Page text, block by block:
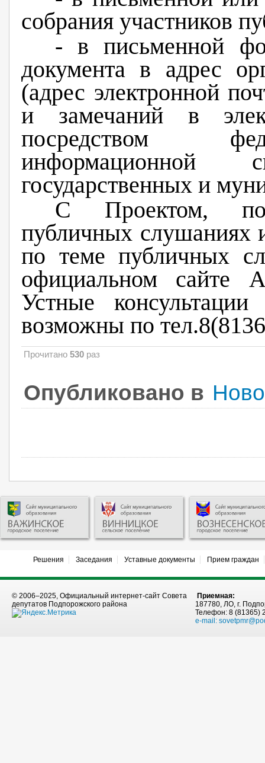
собрания участников
- в письменной
документа в адрес
(адрес электронной
и замечаний в
посредством
информационной
государственных и
С Проектом,
публичных слушаниях
по теме публичных
официальном сайте
Устные
возможны по
Прочитано 530 раз
Опубликовано в
Решения Заседания Уставные документы Прием граждан
© 2006–2025, Официальный интернет-сайт Совета
депутатов Подпорожского района
Приемная:
187780, ЛО, г.
Телефон: 8 (81365)
e-mail: